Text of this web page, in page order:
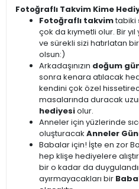
Fotoğraflı Takvim Kime
Fotoğraflı takvimtabiki
çok da kıymetli olur. Bir
ve sürekli sizi hatırlatan
olsun:)
Arkadaşınızın doğum
sonra kenara atılacak
kendini çok özel
masalarında duracak
hediyesiolur.
Anneler için yüzlerinde
oluşturacak Anneler
Babalar için! İşte en zor
hep klişe hediyelere
bir o kadar da
ayırmayacakları bir